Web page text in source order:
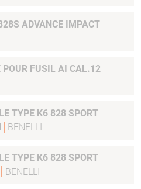
ADVANCE IMPACT
POUR FUSIL AI CAL.12
TYPE K6 828 SPORT
BENELLI
TYPE K6 828 SPORT
BENELLI